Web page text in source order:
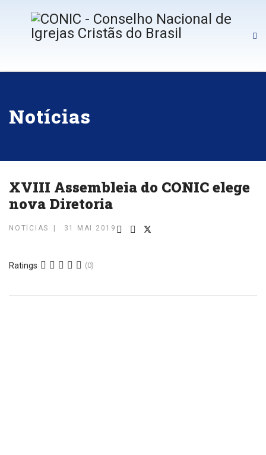
Notícias
XVIII Assembleia do CONIC elege
nova Diretoria
NOTÍCIAS 31 MAI 2019
Ratings (0)